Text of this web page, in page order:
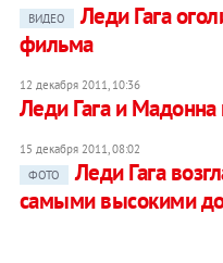
ВИДЕО
Леди Гага
фильма
12 декабря 2011, 10:36
Леди Гага и Мадонна
15 декабря 2011, 08:02
ФОТО
Леди Гага
самыми высокими